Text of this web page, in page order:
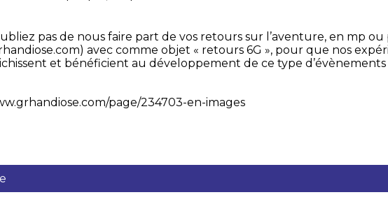
pas de nous faire part de vos retours sur l’aventure, en mp ou
avec comme objet « retours 6G », pour que nos
et bénéficient au développement de ce type d’évènements
page/234703-en-images